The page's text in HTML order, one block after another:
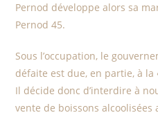
Pernod développe alors sa
Pernod 45.
Sous l’occupation, le
défaite est due, en partie, à la
Il décide donc d’interdire à
vente de boissons